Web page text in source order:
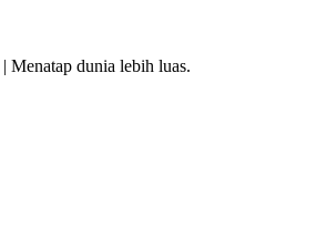
| Menatap dunia lebih luas.